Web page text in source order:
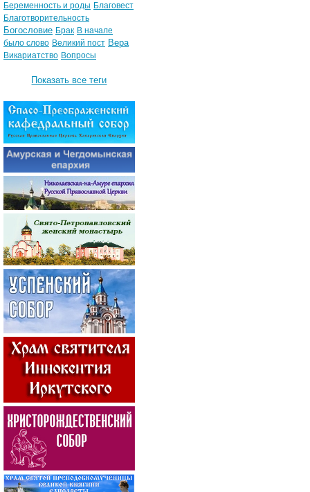
Беременность и роды Благовест
Благотворительность
Богословие Брак В начале
было слово Великий пост Вера
Викариатство Вопросы
Показать все теги